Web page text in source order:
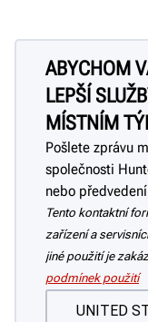
ABYCHOM
LEPŠÍ
MÍSTNÍM
Pošlete zprávu
společnosti
nebo
Tento kontaktní
zařízení a
jiné použití je
podmínek použití